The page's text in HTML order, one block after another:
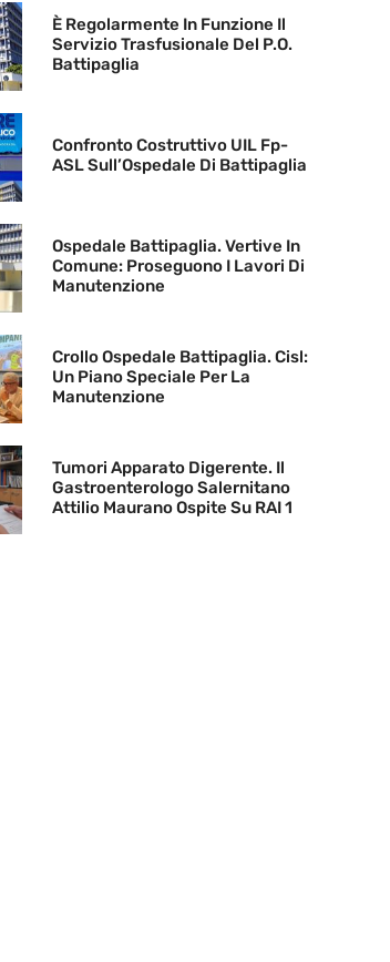
È Regolarmente In Funzione Il
Servizio Trasfusionale Del P.O.
Battipaglia
Confronto Costruttivo UIL Fp-
ASL Sull’Ospedale Di Battipaglia
Ospedale Battipaglia. Vertive In
Comune: Proseguono I Lavori Di
Manutenzione
Crollo Ospedale Battipaglia. Cisl:
Un Piano Speciale Per La
Manutenzione
Tumori Apparato Digerente. Il
Gastroenterologo Salernitano
Attilio Maurano Ospite Su RAI 1